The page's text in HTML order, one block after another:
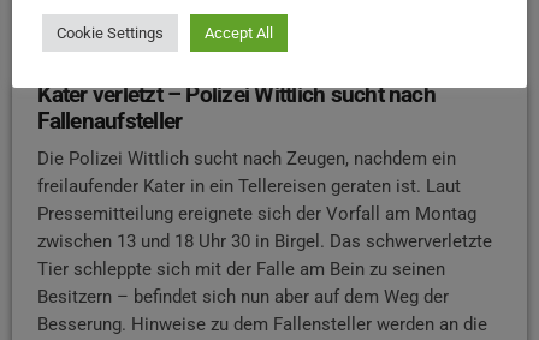
NEWS
Kater verletzt – Polizei Wittlich sucht nach
Fallenaufsteller
Die Polizei Wittlich sucht nach Zeugen, nachdem ein
freilaufender Kater in ein Tellereisen geraten ist. Laut
Pressemitteilung ereignete sich der Vorfall am Montag
zwischen 13 und 18 Uhr 30 in Birgel. Das schwerverletzte
Tier schleppte sich mit der Falle am Bein zu seinen
Besitzern – befindet sich nun aber auf dem Weg der
Besserung. Hinweise zu dem Fallensteller werden an die
Cookie Settings Accept All